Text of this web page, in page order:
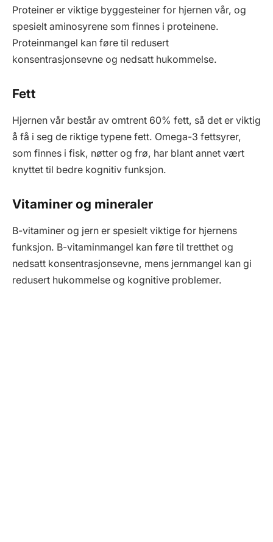
Proteiner er viktige byggesteiner for hjernen vår, og
spesielt aminosyrene som finnes i proteinene.
Proteinmangel kan føre til redusert
konsentrasjonsevne og nedsatt hukommelse.
Fett
Hjernen vår består av omtrent 60% fett, så det er viktig
å få i seg de riktige typene fett. Omega-3 fettsyrer,
som finnes i fisk, nøtter og frø, har blant annet vært
knyttet til bedre kognitiv funksjon.
Vitaminer og mineraler
B-vitaminer og jern er spesielt viktige for hjernens
funksjon. B-vitaminmangel kan føre til tretthet og
nedsatt konsentrasjonsevne, mens jernmangel kan gi
redusert hukommelse og kognitive problemer.